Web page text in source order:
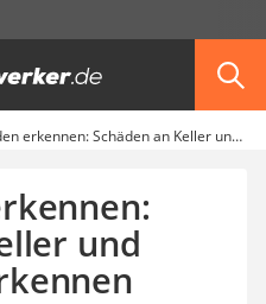
Bauschäden erkennen: Schäden an Keller und Mauerwerk erkennen
und